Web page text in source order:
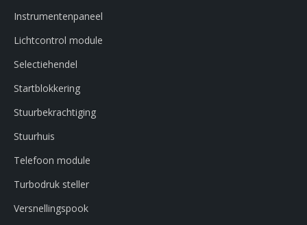
Instrumentenpaneel
Lichtcontrol module
Selectiehendel
Startblokkering
Stuurbekrachtiging
Stuurhuis
Telefoon module
Turbodruk steller
Versnellingspook